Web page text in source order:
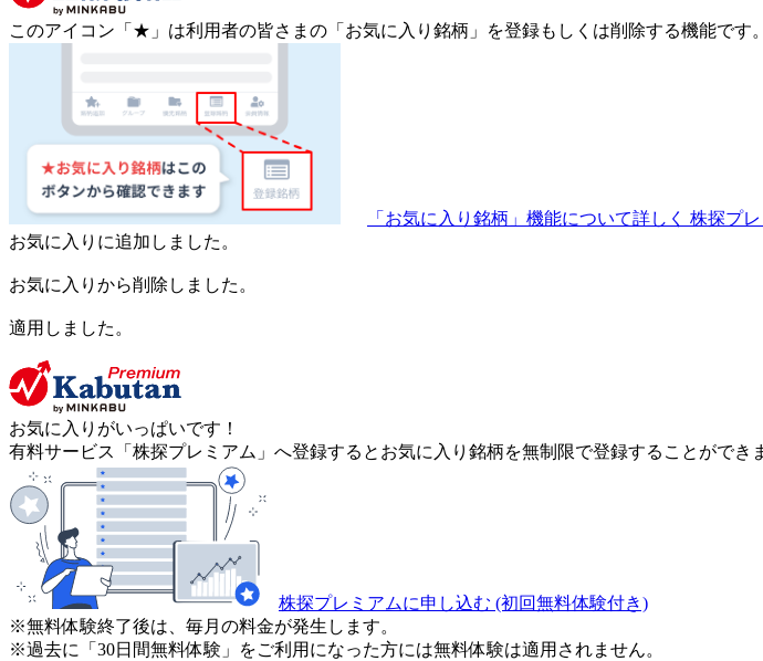
このアイコン 「★」 は利用者の皆さまの 「お気に入り銘柄」を登録もしくは削除する機能です。
「お気に入り銘柄」機能について詳しく 株探プ
お気に入りに追加しました。
お気に入りから削除しました。
適用しました。
お気に入りがいっぱいです！
有料サービス「株探プレミアム」へ登録するとお気に入り銘柄を無制限で登録することができ
株探プレミアムに申し込む (初回無料体験付き)
※無料体験終了後は、毎月の料金が発生します。
※過去に「30日間無料体験」をご利用になった方には無料体験は適用されません。